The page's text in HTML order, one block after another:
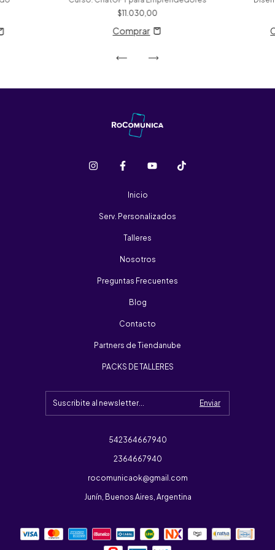
$11.030,00
Inicio
Serv. Personalizados
Talleres
Nosotros
Preguntas Frecuentes
Blog
Contacto
Partners de Tiendanube
PACKS DE TALLERES
542364667940
2364667940
rocomunicaok@gmail.com
Junín, Buenos Aires, Argentina